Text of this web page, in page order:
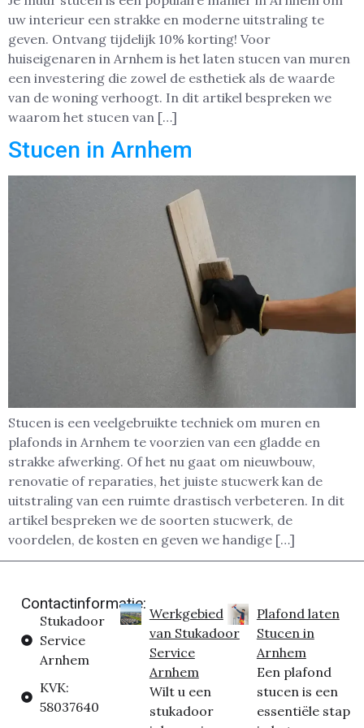
uw interieur een strakke en moderne uitstraling te
geven. Ontvang tijdelijk 10% korting! Voor
huiseigenaren in Arnhem is het laten stucen van muren
een investering die zowel de esthetiek als de waarde
van de woning verhoogt. In dit artikel bespreken we
waarom het stucen van […]
Stucen in Arnhem
Stucen is een veelgebruikte techniek om muren en
plafonds in Arnhem te voorzien van een gladde en
strakke afwerking. Of het nu gaat om nieuwbouw,
renovatie of reparaties, het juiste stucwerk kan de
uitstraling van een ruimte drastisch verbeteren. In dit
artikel bespreken we de soorten stucwerk, de
voordelen, de kosten en geven we handige […]
Contactinformatie:
Stukadoor
Service
Arnhem
KVK:
58037640
Werkgebied
van Stukadoor
Service
Arnhem
Wilt u een
stukadoor
Plafond laten
Stucen in
Arnhem
Een plafond
stucen is een
essentiële stap